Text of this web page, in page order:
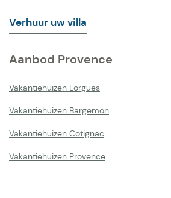
Verhuur uw villa
Aanbod Provence
Vakantiehuizen Lorgues
Vakantiehuizen Bargemon
Vakantiehuizen Cotignac
Vakantiehuizen Provence